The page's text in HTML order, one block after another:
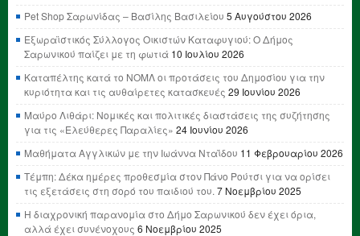
Pet Shop Σαρωνίδας – Βασίλης Βασιλείου 5 Αυγούστου 2026
Εξωραϊστικός Σύλλογος Οικιστών Καταφυγιού: Ο Δήμος
Σαρωνικού παίζει με τη φωτιά 10 Ιουλίου 2026
Καταπέλτης κατά το ΝΟΜΛ οι προτάσεις του Δημοσίου για την
κυριότητα και τις αυθαίρετες κατασκευές 29 Ιουνίου 2026
Μαύρο Λιθάρι: Νομικές και πολιτικές διαστάσεις της συζήτησης
για τις «Ελεύθερες Παραλίες» 24 Ιουνίου 2026
Μαθήματα Αγγλικών με την Ιωάννα Νταΐδου 11 Φεβρουαρίου 2026
Τέμπη: Δέκα ημέρες προθεσμία στον Πάνο Ρούτσι για να ορίσει
τις εξετάσεις στη σορό του παιδιού του. 7 Νοεμβρίου 2025
Η διαχρονική παρανομία στο Δήμο Σαρωνικού δεν έχει όρια,
αλλά έχει συνένοχους 6 Νοεμβρίου 2025